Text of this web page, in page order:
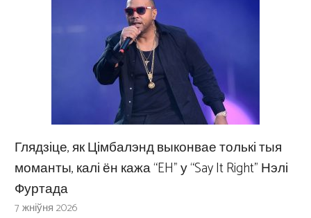
Глядзіце, як Цімбалэнд выконвае толькі тыя
моманты, калі ён кажа “EH” у “Say It Right” Нэлі
Фуртада
7 жніўня 2026